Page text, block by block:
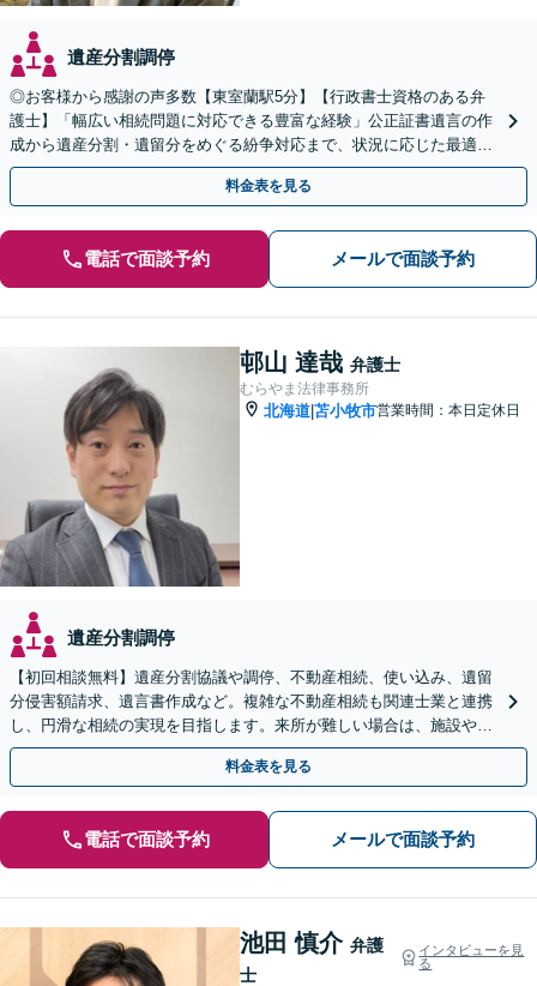
遺産分割調停
◎お客様から感謝の声多数【東室蘭駅5分】【行政書士資格のある弁
護士】「幅広い相続問題に対応できる豊富な経験」公正証書遺言の作
成から遺産分割・遺留分をめぐる紛争対応まで、状況に応じた最適な
方法をご提案します【夜間相談可】
料金表を見る
電話で面談予約 メールで面談予約
邨山 達哉 弁護士
むらやま法律事務所
北海道 苫小牧市営業時間：本日定休日
遺産分割調停
【初回相談無料】遺産分割協議や調停、不動産相続、使い込み、遺留
分侵害額請求、遺言書作成など。複雑な不動産相続も関連士業と連携
し、円滑な相続の実現を目指します。来所が難しい場合は、施設や病
院への出張相談も対応可能です【弁護士歴19年以上】
料金表を見る
電話で面談予約 メールで面談予約
池田 慎介 弁護
士
インタビューを見
る